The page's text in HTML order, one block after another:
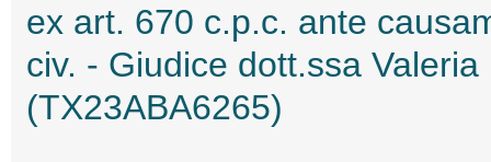
ex art. 670 c.p.c. ante
civ. - Giudice dott.ssa
(TX23ABA6265)